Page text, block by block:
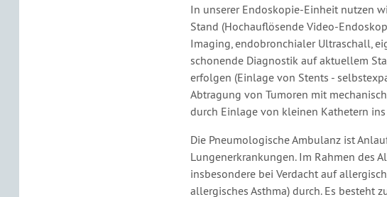
In unserer Endoskopie-Einheit nutzen
Stand (Hochauflösende Video-
Imaging, endobronchialer Ultraschall,
schonende Diagnostik auf aktuellem
erfolgen (Einlage von Stents -
Abtragung von Tumoren mit
durch Einlage von kleinen Kathetern
Die Pneumologische Ambulanz ist
Lungenerkrankungen. Im Rahmen des
insbesondere bei Verdacht auf
allergisches Asthma) durch. Es besteht